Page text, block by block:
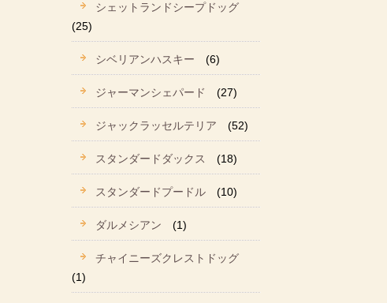
シェットランドシープドッグ
(25)
シベリアンハスキー (6)
ジャーマンシェパード (27)
ジャックラッセルテリア (52)
スタンダードダックス (18)
スタンダードプードル (10)
ダルメシアン (1)
チャイニーズクレストドッグ
(1)